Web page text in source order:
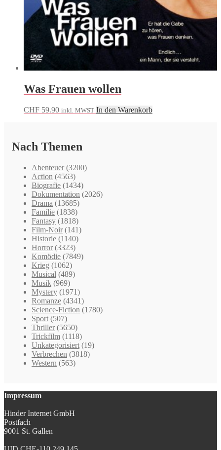
Was Frauen wollen
CHF 59.90 inkl. MWST In den Warenkorb
Nach Themen
Abenteuer (3200)
Action (4563)
Biografie (1434)
Dokumentation (2026)
Drama (13685)
Familie (1838)
Fantasy (1818)
Film-Noir (141)
Historie (1140)
Horror (3323)
Komödie (7849)
Krieg (1062)
Musical (489)
Musik (969)
Mystery (1971)
Romanze (4341)
Science-Fiction (1780)
Sport (507)
Thriller (5650)
Trickfilm (1118)
Unkategorisiert (19)
Verbrechen (3818)
Western (563)
Impressum
Hinder Internet GmbH
Postfach
9001 St. Gallen